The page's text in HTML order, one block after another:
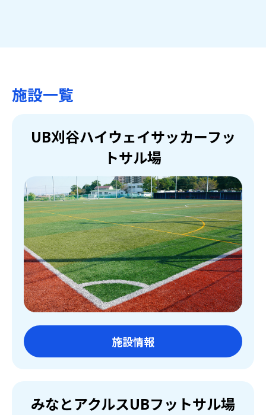
施設一覧
UB刈谷ハイウェイサッカーフッ
トサル場
施設情報
みなとアクルスUBフットサル場